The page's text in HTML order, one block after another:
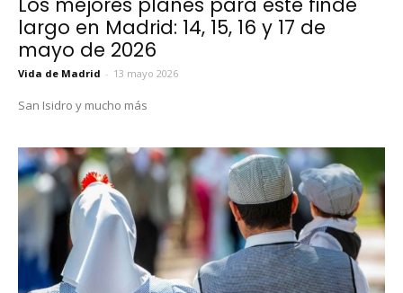
Los mejores planes para este finde
largo en Madrid: 14, 15, 16 y 17 de
mayo de 2026
Vida de Madrid - 13 mayo 2026
San Isidro y mucho más